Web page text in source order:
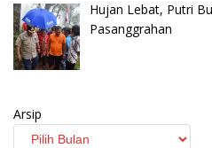
Hujan Lebat, Putri
Pasanggrahan
Arsip